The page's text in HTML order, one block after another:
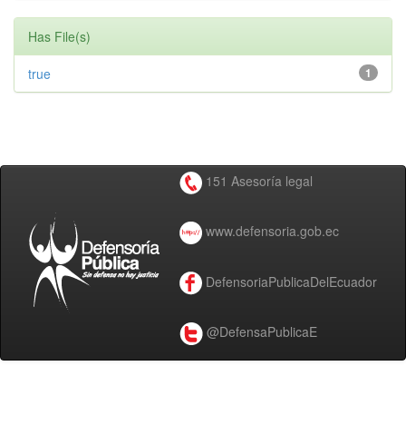
Has File(s)
1
true
151 Asesoría legal
www.defensoria.gob.ec
DefensoriaPublicaDelEcuador
@DefensaPublicaE